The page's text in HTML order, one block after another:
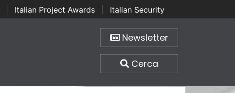
Italian Project Awards
Italian Security
Newsletter
Cerca